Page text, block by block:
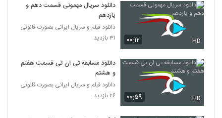
۰۰:۱۲ HD
دانلود سریال مهمونی قسمت دهم و
یازدهم
دانلود فیلم و سریال ایرانی بصورت قانونی
۳۱ بازدید
۰۰:۵۹ HD
دانلود مسابقه تی ان تی قسمت هفتم
و هشتم
دانلود فیلم و سریال ایرانی بصورت قانونی
۲۶ بازدید